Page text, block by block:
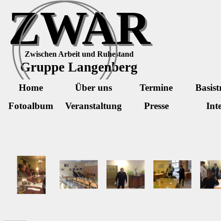
Direkt zum Seiteninhalt
ZWAR
Zwischen Arbeit und Ruhestand
Gruppe Langenberg
Home Über uns Termine
Fotoalbum
Veranstaltung Presse